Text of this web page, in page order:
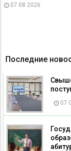
07 08 2026
Последние
07